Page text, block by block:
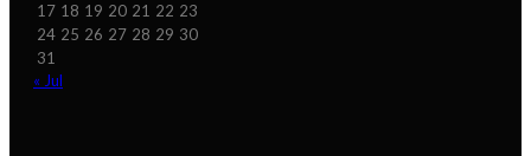
17 18 19 20 21 22 23
24 25 26 27 28 29 30
31
« Jul